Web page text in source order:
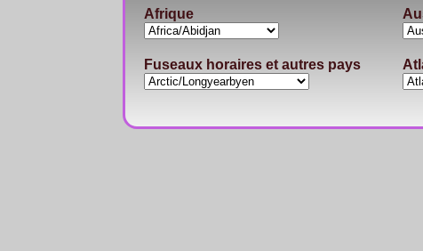
Afrique
Fuseaux horaires et autres pays